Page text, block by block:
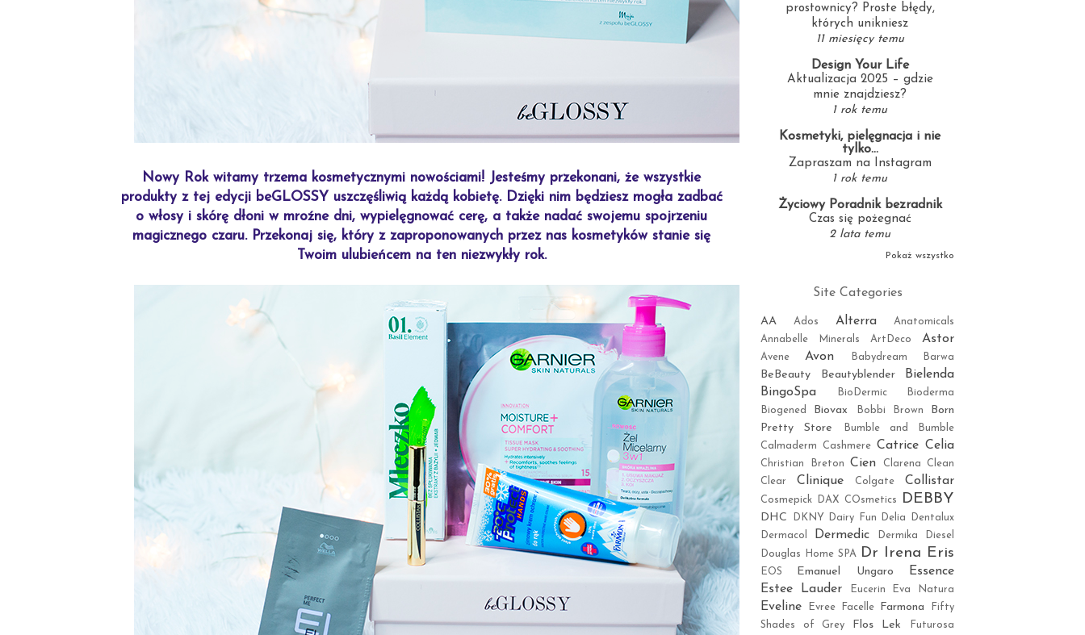
Nowy Rok witamy trzema kosmetycznymi nowościami! Jesteśmy przekonani, że wszystkie
produkty z tej edycji beGLOSSY uszczęśliwią każdą kobietę. Dzięki nim będziesz mogła zadbać
o włosy i skórę dłoni w mroźne dni, wypielęgnować cerę, a także nadać swojemu spojrzeniu
magicznego czaru. Przekonaj się, który z zaproponowanych przez nas kosmetyków stanie się
Twoim ulubieńcem na ten niezwykły rok.
prostownicy? Proste błędy,
których unikniesz
11 miesięcy temu
Design Your Life
Aktualizacja 2025 – gdzie
mnie znajdziesz?
1 rok temu
Kosmetyki, pielęgnacja i nie
tylko...
Zapraszam na Instagram
1 rok temu
Życiowy Poradnik bezradnik
Czas się pożegnać
2 lata temu
Pokaż wszystko
Site Categories
AA Ados Alterra
Anatomicals
Annabelle Minerals
ArtDeco Astor
Avene Avon Babydream Barwa
BeBeauty Beautyblender
Bielenda
BingoSpa
BioDermic
Bioderma
Biogened
Biovax Bobbi Brown
Born
Pretty Store
Bumble and Bumble
Calmaderm
Cashmere Catrice Celia
Christian Breton Cien Clarena
Clean
Clear
Clinique Colgate Collistar
Cosmepick DAX COsmetics DEBBY
DHC DKNY Dairy Fun Delia
Dentalux
Dermacol
Dermedic Dermika
Diesel
Douglas Home SPA Dr Irena Eris
EOS Emanuel Ungaro
Essence
Estee Lauder
Eucerin Eva Natura
Eveline Evree Facelle Farmona
Fifty
Shades of Grey
Flos Lek
Futurosa